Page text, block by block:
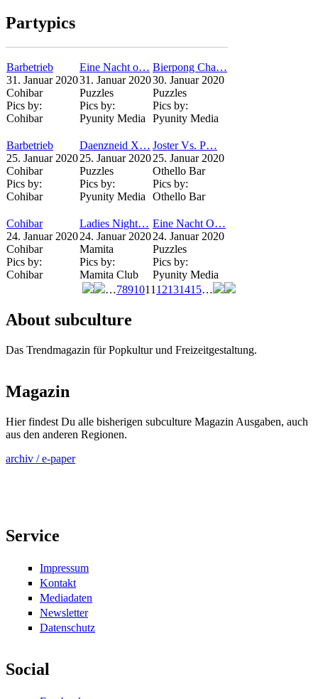
Partypics
Barbetrieb
31. Januar 2020
Cohibar
Pics by:
Cohibar
Eine Nacht o…
31. Januar 2020
Puzzles
Pics by:
Pyunity Media
Bierpong Cha…
30. Januar 2020
Puzzles
Pics by:
Pyunity Media
Barbetrieb
25. Januar 2020
Cohibar
Pics by:
Cohibar
Daenzneid X…
25. Januar 2020
Puzzles
Pics by:
Pyunity Media
Joster Vs. P…
25. Januar 2020
Othello Bar
Pics by:
Othello Bar
Cohibar
24. Januar 2020
Cohibar
Pics by:
Cohibar
Ladies Night…
24. Januar 2020
Mamita
Pics by:
Mamita Club
Eine Nacht O…
24. Januar 2020
Puzzles
Pics by:
Pyunity Media
…7891011 12131415…
About subculture
Das Trendmagazin für Popkultur und Freizeitgestaltung.
Magazin
Hier findest Du alle bisherigen subculture Magazin Ausgaben, auch
aus den anderen Regionen.
archiv / e-paper
Service
Impressum
Kontakt
Mediadaten
Newsletter
Datenschutz
Social